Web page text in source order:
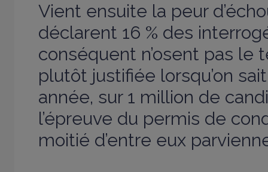
Vient ensuite la peur
déclarent 16 % des
conséquent n’osent pas le
plutôt justifiée lorsqu’on
année, sur 1 million de
l’épreuve du permis de
moitié d’entre eux